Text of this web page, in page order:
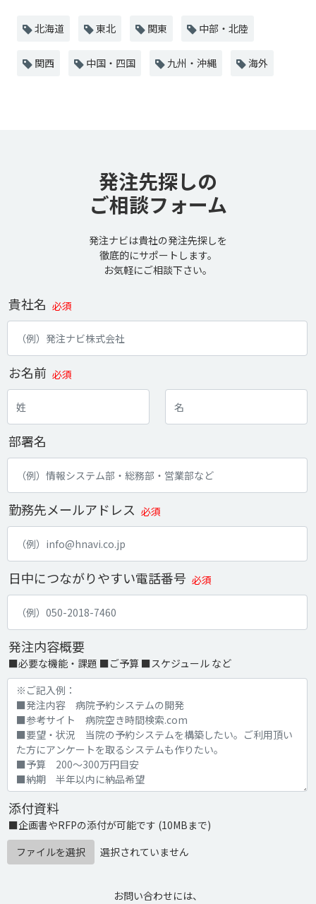
北海道 東北 関東 中部・北陸
関西 中国・四国 九州・沖縄 海外
発注先探しの
ご相談フォーム
発注ナビは貴社の発注先探しを
徹底的にサポートします。
お気軽にご相談下さい。
貴社名 必須
お名前 必須
部署名
勤務先メールアドレス 必須
日中につながりやすい電話番号 必須
発注内容概要
■必要な機能・課題 ■ご予算 ■スケジュール など
添付資料
■企画書やRFPの添付が可能です (10MBまで)
ファイルを選択
選択されていません
お問い合わせには、